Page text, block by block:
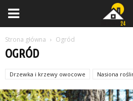
Strona główna Ogród
OGRÓD
Drzewka i krzewy owocowe Nasiona